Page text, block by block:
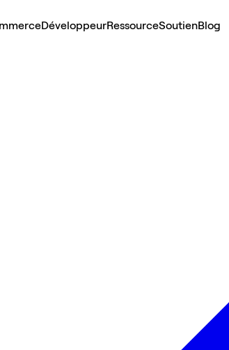
DéveloppeurRessourceSoutienBlog